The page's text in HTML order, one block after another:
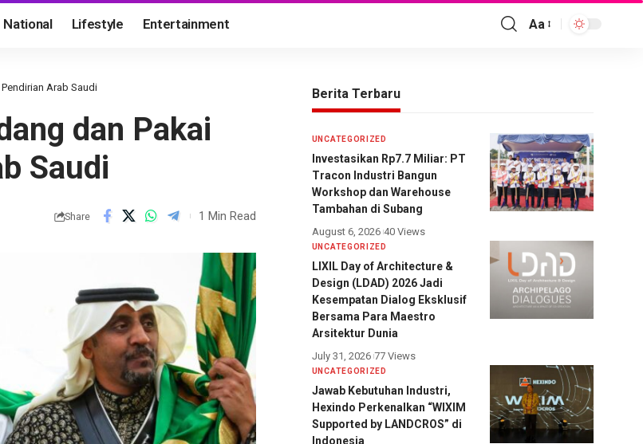
National Lifestyle Entertainment Aa
Arab Saudi
dan Pakai
Saudi
Share 1 Min Read
Berita Terbaru
UNCATEGORIZED
Investasikan Rp7.7 Miliar: PT
Tracon Industri Bangun
Workshop dan Warehouse
Tambahan di Subang
August 6, 2026 40 Views
UNCATEGORIZED
LIXIL Day of Architecture &
Design (LDAD) 2026 Jadi
Kesempatan Dialog Eksklusif
Bersama Para Maestro
Arsitektur Dunia
July 31, 2026 77 Views
UNCATEGORIZED
Jawab Kebutuhan Industri,
Hexindo Perkenalkan “WIXIM
Supported by LANDCROS” di
Indonesia